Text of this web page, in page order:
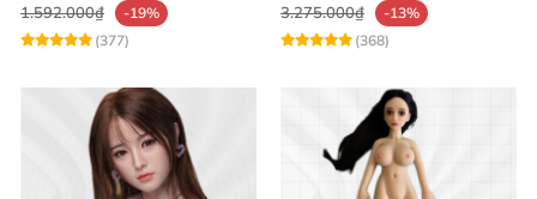
1.592.000₫
-19%
(377)
3.275.000₫
-13%
(368)